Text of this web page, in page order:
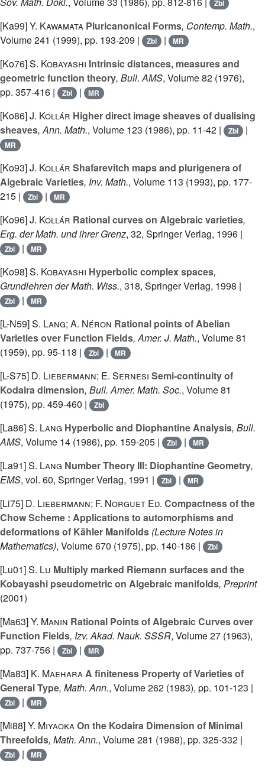
Zbl
[Ka99]Y. Kawamata Pluricanonical Forms, Contemp. Math.,
Volume 241 (1999), pp. 193-209 | Zbl | MR
[Ko76]S. Kobayashi Intrinsic distances, measures and
geometric function theory, Bull. AMS, Volume 82 (1976),
pp. 357-416 |
Zbl | MR
[Ko86]J. Kollár Higher direct image sheaves of dualising
sheaves, Ann. Math., Volume 123 (1986), pp. 11-42 | Zbl |
MR
[Ko93]J. Kollár Shafarevitch maps and plurigenera of
Algebraic Varieties, Inv. Math., Volume 113 (1993), pp. 177-
215 |
Zbl | MR
[Ko96]J. Kollár Rational curves on Algebraic varieties,
Erg. der Math. und ihrer Grenz, 32, Springer Verlag, 1996 |
Zbl | MR
[Ko98]S. Kobayashi Hyperbolic complex spaces,
Grundlehren der Math. Wiss., 318, Springer Verlag, 1998 |
Zbl | MR
[L-N59]S. Lang; A. Néron Rational points of Abelian
Varieties over Function Fields, Amer. J. Math., Volume 81
(1959), pp. 95-118 |
Zbl | MR
[L-S75] D. Liebermann; E. Sernesi Semi-continuity of
Kodaira dimension, Bull. Amer. Math. Soc., Volume 81
(1975), pp. 459-460 |
Zbl
[La86]S. Lang Hyperbolic and Diophantine Analysis, Bull.
AMS, Volume 14 (1986), pp. 159-205 | Zbl | MR
[La91]S. Lang Number Theory III: Diophantine Geometry,
EMS, vol. 60, Springer Verlag, 1991 | Zbl | MR
[Li75] D. Liebermann; F. Norguet Ed. Compactness of the
Chow Scheme : Applications to automorphisms and
deformations of Kähler Manifolds (Lecture Notes in
Mathematics), Volume 670 (1975), pp. 140-186 | Zbl
[Lu01]S. Lu Multiply marked Riemann surfaces and the
Kobayashi pseudometric on Algebraic manifolds, Preprint
(2001)
[Ma63]Y. Manin Rational Points of Algebraic Curves over
Function Fields, Izv. Akad. Nauk. SSSR, Volume 27 (1963),
pp. 737-756 |
Zbl | MR
[Ma83] K. MaeharaA finiteness Property of Varieties of
General Type, Math. Ann., Volume 262 (1983), pp. 101-123 |
Zbl | MR
[Mi88]Y. MiyaokaOn the Kodaira Dimension of Minimal
Threefolds, Math. Ann., Volume 281 (1988), pp. 325-332 |
Zbl | MR